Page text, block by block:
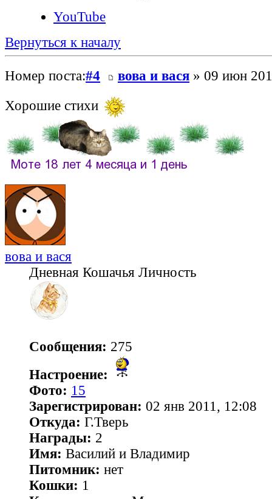
YouTube
Вернуться к началу
Номер поста:#4 вова и вася » 09 июн
Хорошие стихи
вова и вася
Дневная Кошачья Личность
Сообщения: 275
Настроение:
Фото: 15
Зарегистрирован: 02 янв 2011, 12:08
Откуда: Г.Тверь
Награды: 2
Имя: Василий и Владимир
Питомник: нет
Кошки: 1